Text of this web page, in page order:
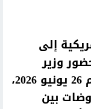
إلى
وزير
الخارجية الأمريكى ماركو روبيو يوم 26 يونيو 2026،
بين